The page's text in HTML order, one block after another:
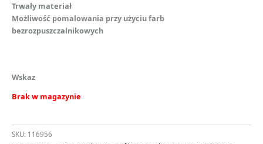
Trwały materiał
Możliwość pomalowania przy użyciu farb
bezrozpuszczalnikowych
Wskaz
Brak w magazynie
SKU: 116956